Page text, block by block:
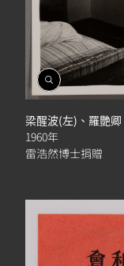
開
啟
相
簿
梁醒波(左)、羅艷
1960年
雷浩然博士捐贈